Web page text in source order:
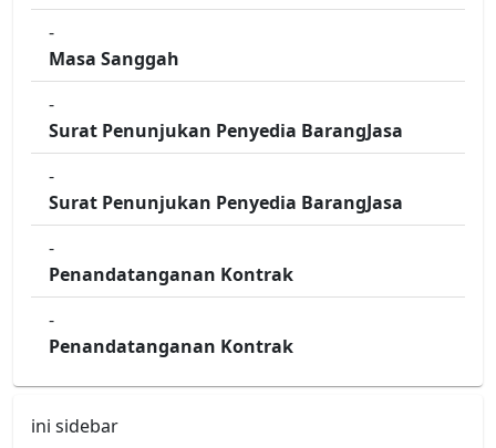
-
Masa Sanggah
-
Surat Penunjukan Penyedia BarangJasa
-
Surat Penunjukan Penyedia BarangJasa
-
Penandatanganan Kontrak
-
Penandatanganan Kontrak
ini sidebar